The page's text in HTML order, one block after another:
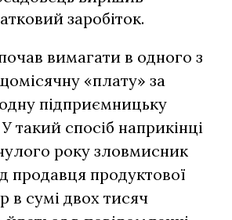
заробіток.
вимагати в одного з
«плату» за
підприємницьку
У такий спосіб наприкінці
року зловмисник
продавця продуктової
в сумі двох тисяч